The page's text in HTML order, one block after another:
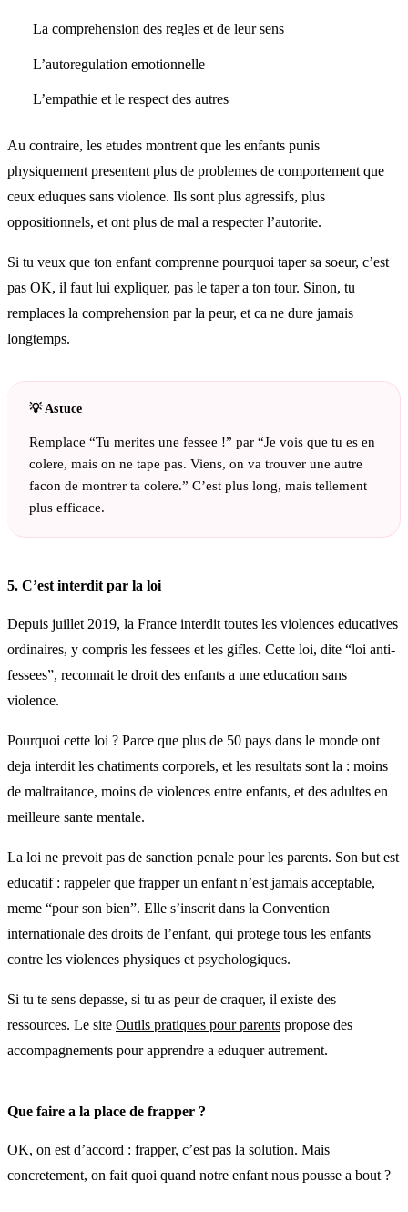
La comprehension des regles et de leur sens
L’autoregulation emotionnelle
L’empathie et le respect des autres
Au contraire, les etudes montrent que les enfants punis
physiquement presentent plus de problemes de comportement que
ceux eduques sans violence. Ils sont plus agressifs, plus
oppositionnels, et ont plus de mal a respecter l’autorite.
Si tu veux que ton enfant comprenne pourquoi taper sa soeur, c’est
pas OK, il faut lui expliquer, pas le taper a ton tour. Sinon, tu
remplaces la comprehension par la peur, et ca ne dure jamais
longtemps.
Remplace “Tu merites une fessee !” par “Je vois que tu es en
colere, mais on ne tape pas. Viens, on va trouver une autre
facon de montrer ta colere.” C’est plus long, mais tellement
plus efficace.
5. C’est interdit par la loi
Depuis juillet 2019, la France interdit toutes les violences educatives
ordinaires, y compris les fessees et les gifles. Cette loi, dite “loi anti-
fessees”, reconnait le droit des enfants a une education sans
violence.
Pourquoi cette loi ? Parce que plus de 50 pays dans le monde ont
deja interdit les chatiments corporels, et les resultats sont la : moins
de maltraitance, moins de violences entre enfants, et des adultes en
meilleure sante mentale.
La loi ne prevoit pas de sanction penale pour les parents. Son but est
educatif : rappeler que frapper un enfant n’est jamais acceptable,
meme “pour son bien”. Elle s’inscrit dans la Convention
internationale des droits de l’enfant, qui protege tous les enfants
contre les violences physiques et psychologiques.
Si tu te sens depasse, si tu as peur de craquer, il existe des
ressources. Le site Outils pratiques pour parents propose des
accompagnements pour apprendre a eduquer autrement.
Que faire a la place de frapper ?
OK, on est d’accord : frapper, c’est pas la solution. Mais
concretement, on fait quoi quand notre enfant nous pousse a bout ?